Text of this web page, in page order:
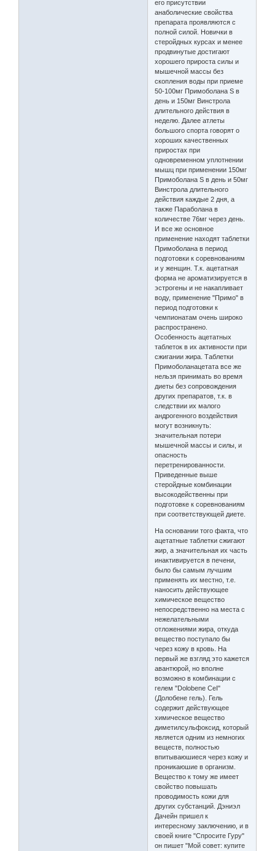
его присутствии
анаболические свойства
препарата проявляются с
полной силой. Новички в
стеройдных курсах и менее
продвинутые достигают
хорошего прироста силы и
мышечной массы без
скопления воды при приеме
50-100мг Примоболана S в
день и 150мг Винстрола
длительного действия в
неделю. Далее атлеты
большого спорта говорят о
хороших качественных
приростах при
одновременном уплотнении
мышц при применении 150мг
Примоболана S в день и 50мг
Винстрола длительного
действия каждые 2 дня, а
также Параболана в
количестве 76мг через день.
И все же основное
применение находят таблетки
Примоболана в период
подготовки к соревнованиям
и у женщин. Т.к. ацетатная
форма не ароматизируется в
эстрогены и не накапливает
воду, применение "Примо" в
период подготовки к
чемпионатам очень широко
распространено.
Особенность ацетатных
таблеток в их активности при
сжигании жира. Таблетки
Примоболанацетата все же
нельзя принимать во время
диеты без сопровождения
других препаратов, т.к. в
следствии их малого
андрогенного воздействия
могут возникнуть:
значительная потери
мышечной массы и силы, и
опасность
перетренированности.
Приведенные выше
стеройдные комбинации
высокодейственны при
подготовке к соревнованиям
при соответствующей диете.
На основании того факта, что
ацетатные таблетки сжигают
жир, а значительная их часть
инактивируется в печени,
было бы самым лучшим
применять их местно, т.е.
наносить действующее
химическое вещество
непосредственно на места с
нежелательными
отложениями жира, откуда
вещество поступало бы
через кожу в кровь. На
первый же взгляд это кажется
авантюрой, но вполне
возможно в комбинации с
гелем "Dolobene СеI"
(Долобене гель). Гель
содержит действующее
химическое вещество
диметилсульфоксид, который
является одним из немногих
веществ, полностью
впитываюшиеся через кожу и
проникаюшие в организм.
Вещество к тому же имеет
свойство повышать
проводимость кожи для
других субстанций. Дэниэл
Дачейн пришел к
интересному заключению, и в
своей книге "Спросите Гуру"
он пишет "Мой совет: купите